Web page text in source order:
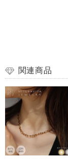
関連商品